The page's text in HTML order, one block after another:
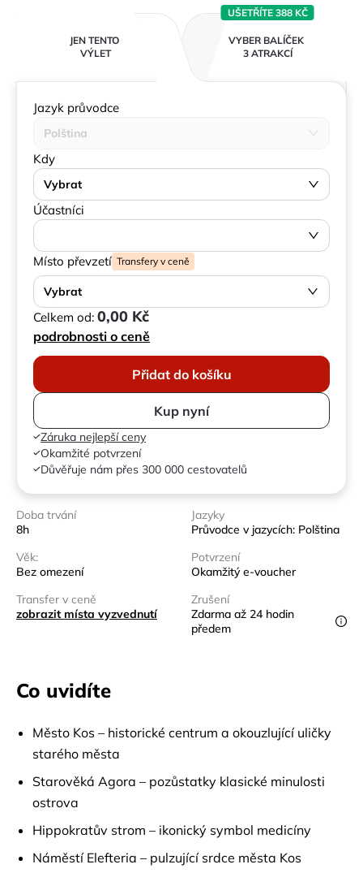
JEN TENTO
VÝLET
VYBER BALÍČEK
3 ATRAKCÍ
UŠETŘÍTE 388 KČ
Jazyk průvodce
Polština
Kdy
Vybrat
Účastníci
Místo převzetí Transfery v ceně
Vybrat
Celkem od: 0,00 Kč
podrobnosti o ceně
Přidat do košíku
Kup nyní
Záruka nejlepší ceny
Okamžité potvrzení
Důvěřuje nám přes 300 000 cestovatelů
Doba trvání
8h
Jazyky
Průvodce v jazycích: Polština
Věk:
Bez omezení
Potvrzení
Okamžitý e-voucher
Transfer v ceně
zobrazit místa vyzvednutí
Zrušení
Zdarma až 24 hodin
předem
Co uvidíte
Město Kos – historické centrum a okouzlující uličky
starého města
Starověká Agora – pozůstatky klasické minulosti
ostrova
Hippokratův strom – ikonický symbol medicíny
Náměstí Elefteria – pulzující srdce města Kos